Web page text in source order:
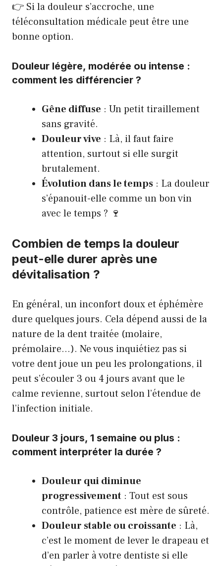
👉 Si la douleur s’accroche, une
téléconsultation médicale peut être une
bonne option.
Douleur légère, modérée ou intense :
comment les différencier ?
Gêne diffuse : Un petit tiraillement
sans gravité.
Douleur vive : Là, il faut faire
attention, surtout si elle surgit
brutalement.
Évolution dans le temps : La douleur
s’épanouit-elle comme un bon vin
avec le temps ? 🍷
Combien de temps la douleur
peut-elle durer après une
dévitalisation ?
En général, un inconfort doux et éphémère
dure quelques jours. Cela dépend aussi de la
nature de la dent traitée (molaire,
prémolaire…). Ne vous inquiétiez pas si
votre dent joue un peu les prolongations, il
peut s’écouler 3 ou 4 jours avant que le
calme revienne, surtout selon l’étendue de
l’infection initiale.
Douleur 3 jours, 1 semaine ou plus :
comment interpréter la durée ?
Douleur qui diminue
progressivement : Tout est sous
contrôle, patience est mère de sûreté.
Douleur stable ou croissante : Là,
c’est le moment de lever le drapeau et
d’en parler à votre dentiste si elle